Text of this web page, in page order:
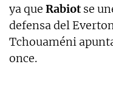
ya que Rabiot se
defensa del
Tchouaméni
once.